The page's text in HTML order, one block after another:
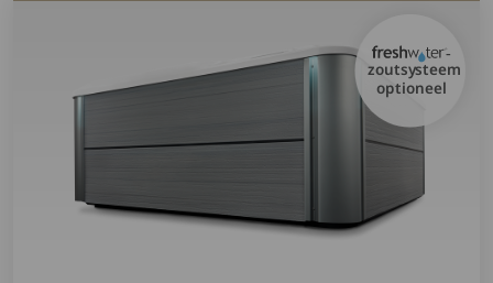
zoutsysteem
optioneel
-